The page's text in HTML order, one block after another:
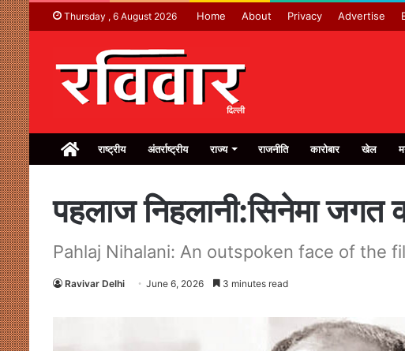
Thursday , 6 August 2026 Home About Privacy Advertise
Homeराष्ट्रीय अंतर्राष्ट्रीय राज्य राजनीति कारोबार खेल
पहलाज निहलानी:सिनेमा
Pahlaj Nihalani: An outspoken face of the
Ravivar Delhi June 6, 2026 3 minutes read